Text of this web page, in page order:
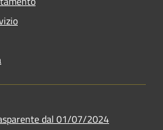
dal 01/07/2024